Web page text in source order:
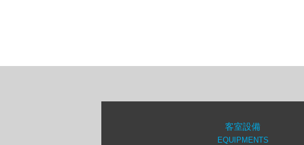
客室設備
EQUIPMENTS